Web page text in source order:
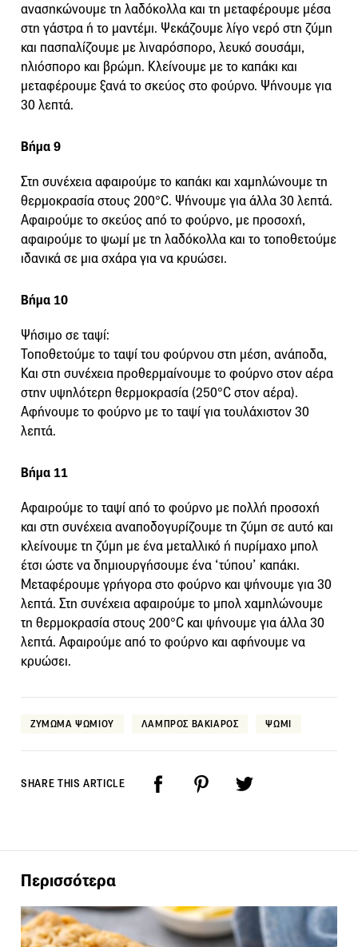
ανασηκώνουμε τη λαδόκολλα και τη μεταφέρουμε μέσα
στη γάστρα ή το μαντέμι. Ψεκάζουμε λίγο νερό στη ζύμη
και πασπαλίζουμε με λιναρόσπορο, λευκό σουσάμι,
ηλιόσπορο και βρώμη. Κλείνουμε με το καπάκι και
μεταφέρουμε ξανά το σκεύος στο φούρνο. Ψήνουμε για
30 λεπτά.
Βήμα 9
Στη συνέχεια αφαιρούμε το καπάκι και χαμηλώνουμε τη
θερμοκρασία στους 200°C. Ψήνουμε για άλλα 30 λεπτά.
Αφαιρούμε το σκεύος από το φούρνο, με προσοχή,
αφαιρούμε το ψωμί με τη λαδόκολλα και το τοποθετούμε
ιδανικά σε μια σχάρα για να κρυώσει.
Βήμα 10
Ψήσιμο σε ταψί:
Τοποθετούμε το ταψί του φούρνου στη μέση, ανάποδα,
Και στη συνέχεια προθερμαίνουμε το φούρνο στον αέρα
στην υψηλότερη θερμοκρασία (250°C στον αέρα).
Αφήνουμε το φούρνο με το ταψί για τουλάχιστον 30
λεπτά.
Βήμα 11
Αφαιρούμε το ταψί από το φούρνο με πολλή προσοχή
και στη συνέχεια αναποδογυρίζουμε τη ζύμη σε αυτό και
κλείνουμε τη ζύμη με ένα μεταλλικό ή πυρίμαχο μπολ
έτσι ώστε να δημιουργήσουμε ένα ‘τύπου’ καπάκι.
Μεταφέρουμε γρήγορα στο φούρνο και ψήνουμε για 30
λεπτά. Στη συνέχεια αφαιρούμε το μπολ χαμηλώνουμε
τη θερμοκρασία στους 200°C και ψήνουμε για άλλα 30
λεπτά. Αφαιρούμε από το φούρνο και αφήνουμε να
κρυώσει.
ΖΥΜΩΜΑ ΨΩΜΙΟΥ ΛΑΜΠΡΟΣ ΒΑΚΙΑΡΟΣ ΨΩΜΙ
SHARE THIS ARTICLE
Περισσότερα